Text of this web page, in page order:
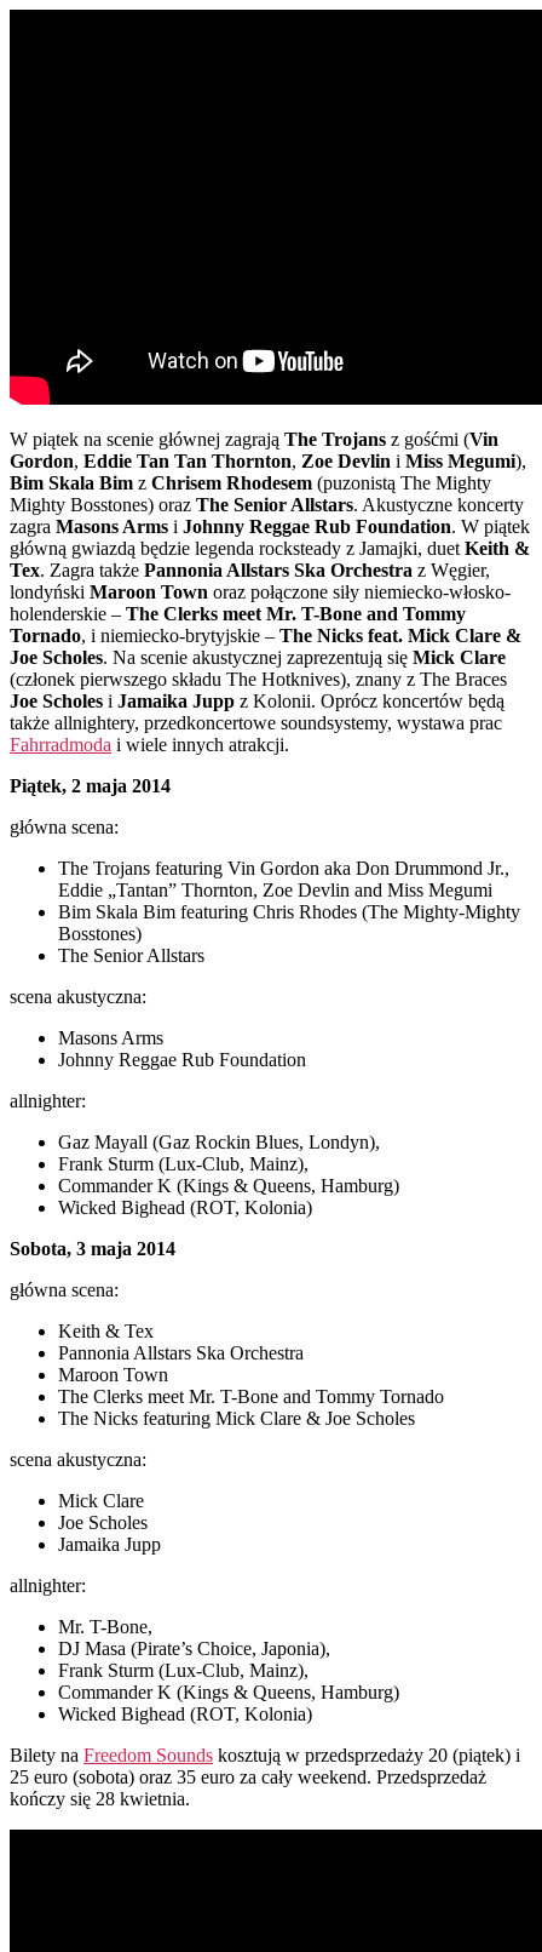
W piątek na scenie głównej zagrają The Trojans z gośćmi (Vin
Gordon, Eddie Tan Tan Thornton, Zoe Devlin i Miss Megumi),
Bim Skala Bim z Chrisem Rhodesem (puzonistą The Mighty
Mighty Bosstones) oraz The Senior Allstars. Akustyczne koncerty
zagra Masons Arms i Johnny Reggae Rub Foundation. W piątek
główną gwiazdą będzie legenda rocksteady z Jamajki, duet Keith &
Tex. Zagra także Pannonia Allstars Ska Orchestra z Węgier,
londyński Maroon Town oraz połączone siły niemiecko-włosko-
holenderskie – The Clerks meet Mr. T-Bone and Tommy
Tornado, i niemiecko-brytyjskie – The Nicks feat. Mick Clare &
Joe Scholes. Na scenie akustycznej zaprezentują się Mick Clare
(członek pierwszego składu The Hotknives), znany z The Braces
Joe Scholes i Jamaika Jupp z Kolonii. Oprócz koncertów będą
także allnightery, przedkoncertowe soundsystemy, wystawa prac
Fahrradmoda i wiele innych atrakcji.
Piątek, 2 maja 2014
główna scena:
The Trojans featuring Vin Gordon aka Don Drummond Jr.,
Eddie „Tantan” Thornton, Zoe Devlin and Miss Megumi
Bim Skala Bim featuring Chris Rhodes (The Mighty-Mighty
Bosstones)
The Senior Allstars
scena akustyczna:
Masons Arms
Johnny Reggae Rub Foundation
allnighter:
Gaz Mayall (Gaz Rockin Blues, Londyn),
Frank Sturm (Lux-Club, Mainz),
Commander K (Kings & Queens, Hamburg)
Wicked Bighead (ROT, Kolonia)
Sobota, 3 maja 2014
główna scena:
Keith & Tex
Pannonia Allstars Ska Orchestra
Maroon Town
The Clerks meet Mr. T-Bone and Tommy Tornado
The Nicks featuring Mick Clare & Joe Scholes
scena akustyczna:
Mick Clare
Joe Scholes
Jamaika Jupp
allnighter:
Mr. T-Bone,
DJ Masa (Pirate’s Choice, Japonia),
Frank Sturm (Lux-Club, Mainz),
Commander K (Kings & Queens, Hamburg)
Wicked Bighead (ROT, Kolonia)
Bilety na Freedom Sounds kosztują w przedsprzedaży 20 (piątek) i
25 euro (sobota) oraz 35 euro za cały weekend. Przedsprzedaż
kończy się 28 kwietnia.